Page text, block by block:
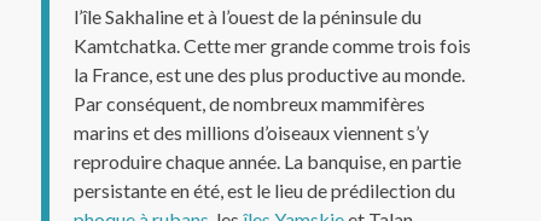
l’île Sakhaline et à l’ouest de la péninsule du
Kamtchatka. Cette mer grande comme trois fois
la France, est une des plus productive au monde.
Par conséquent, de nombreux mammifères
marins et des millions d’oiseaux viennent s’y
reproduire chaque année. La banquise, en partie
persistante en été, est le lieu de prédilection du